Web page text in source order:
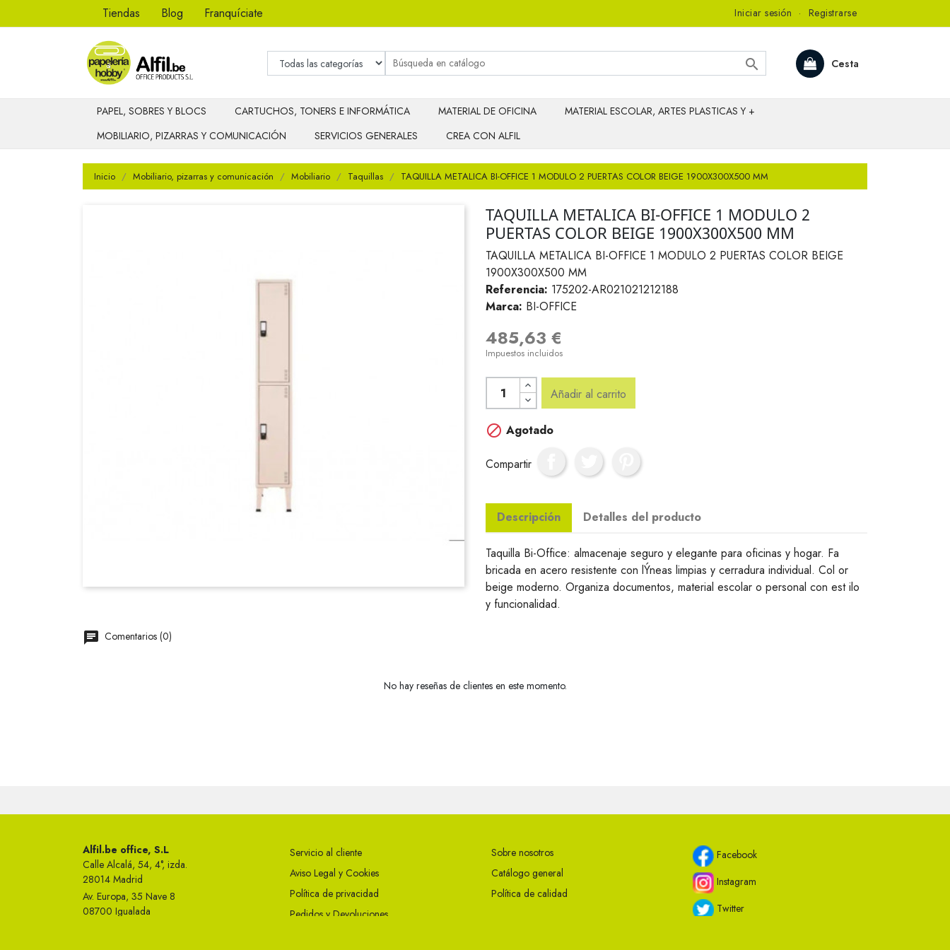
Tiendas Blog Franquíciate Iniciar sesión · Registrarse
Cesta

PAPEL, SOBRES Y BLOCS CARTUCHOS, TONERS E INFORMÁTICA MATERIAL DE OFICINA
MATERIAL ESCOLAR, ARTES PLASTICAS Y +
MOBILIARIO, PIZARRAS Y COMUNICACIÓN
SERVICIOS GENERALES CREA CON ALFIL
Inicio Mobiliario, pizarras y comunicación Mobiliario Taquillas TAQUILLA METALICA BI-OFFICE 1 MODULO 2 PUERTAS COLOR BEIGE 1900X300X500 MM
TAQUILLA METALICA BI-OFFICE 1 MODULO 2
PUERTAS COLOR BEIGE 1900X300X500 MM
TAQUILLA METALICA BI-OFFICE 1 MODULO 2 PUERTAS COLOR BEIGE
1900X300X500 MM
Referencia: 175202-AR021021212188
Marca: BI-OFFICE
485,63 €
Impuestos incluidos
Añadir al carrito
 Agotado
Compartir
Descripción Detalles del producto
Taquilla Bi-Office: almacenaje seguro y elegante para oficinas y hogar. Fa
bricada en acero resistente con lÝneas limpias y cerradura individual. Col or
beige moderno. Organiza documentos, material escolar o personal con est ilo
y funcionalidad.
Comentarios (0)
No hay reseñas de clientes en este momento.
Alfil.be office, S.L
Calle Alcalá, 54, 4°, izda.
28014 Madrid
Av. Europa, 35 Nave 8
08700 Igualada
Servicio al cliente
Aviso Legal y Cookies
Política de privacidad
Pedidos y Devoluciones
Sobre nosotros
Catálogo general
Política de calidad
Facebook
Instagram
Twitter